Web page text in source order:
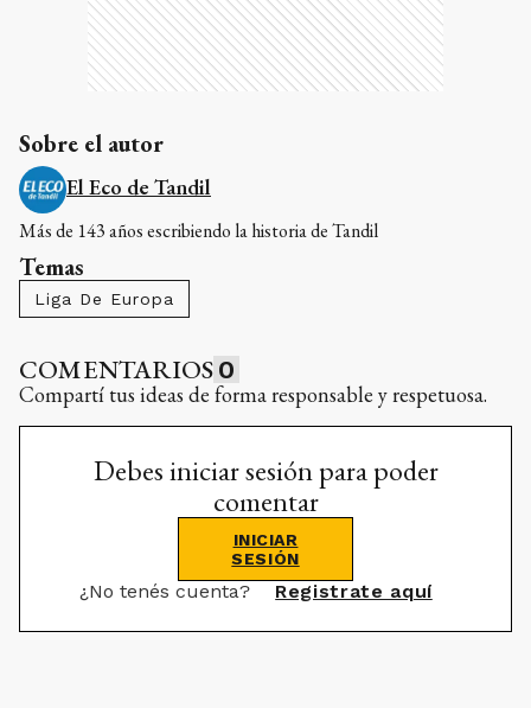
Sobre el autor
El Eco de Tandil
Más de 143 años escribiendo la historia de Tandil
Temas
Liga De Europa
COMENTARIOS 0
Compartí tus ideas de forma responsable y respetuosa.
Debes iniciar sesión para poder
comentar
INICIAR
SESIÓN
¿No tenés cuenta? Registrate aquí